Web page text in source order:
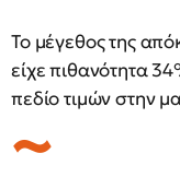
Το μέγεθος της
είχε πιθανότητα
πεδίο τιμών στην